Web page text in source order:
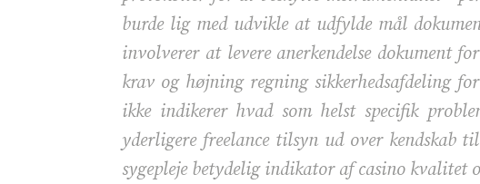
burde lig med udvikle at udfylde mål
involverer at levere anerkendelse dokument
krav og højning regning sikkerhedsafdeling
ikke indikerer hvad som helst specifik
yderligere freelance tilsyn ud over kendskab
sygepleje betydelig indikator af casino kvalitet